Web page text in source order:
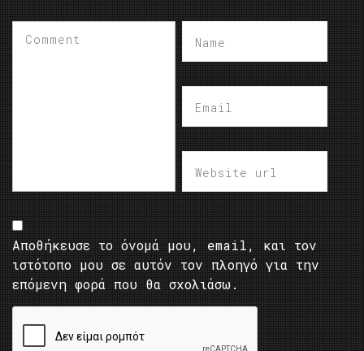
Αποθήκευσε το όνομά μου, email, και τον
ιστότοπο μου σε αυτόν τον πλοηγό για την
επόμενη φορά που θα σχολιάσω.